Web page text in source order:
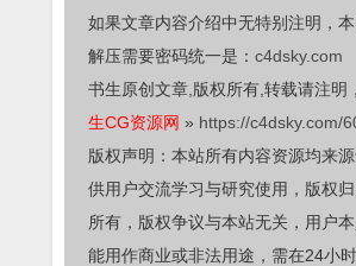
如果文章内容介绍中无特别注明，
解压需要密码统一是： c4dsky.com
书生原创文章,版权所有,转载请注明，
生CG资源网 » https://c4dsky.com/
版权声明：本站所有内容资源均来
供用户交流学习与研究使用，版权
所有，版权争议与本站无关，用户
能用作商业或非法用途，需在24小